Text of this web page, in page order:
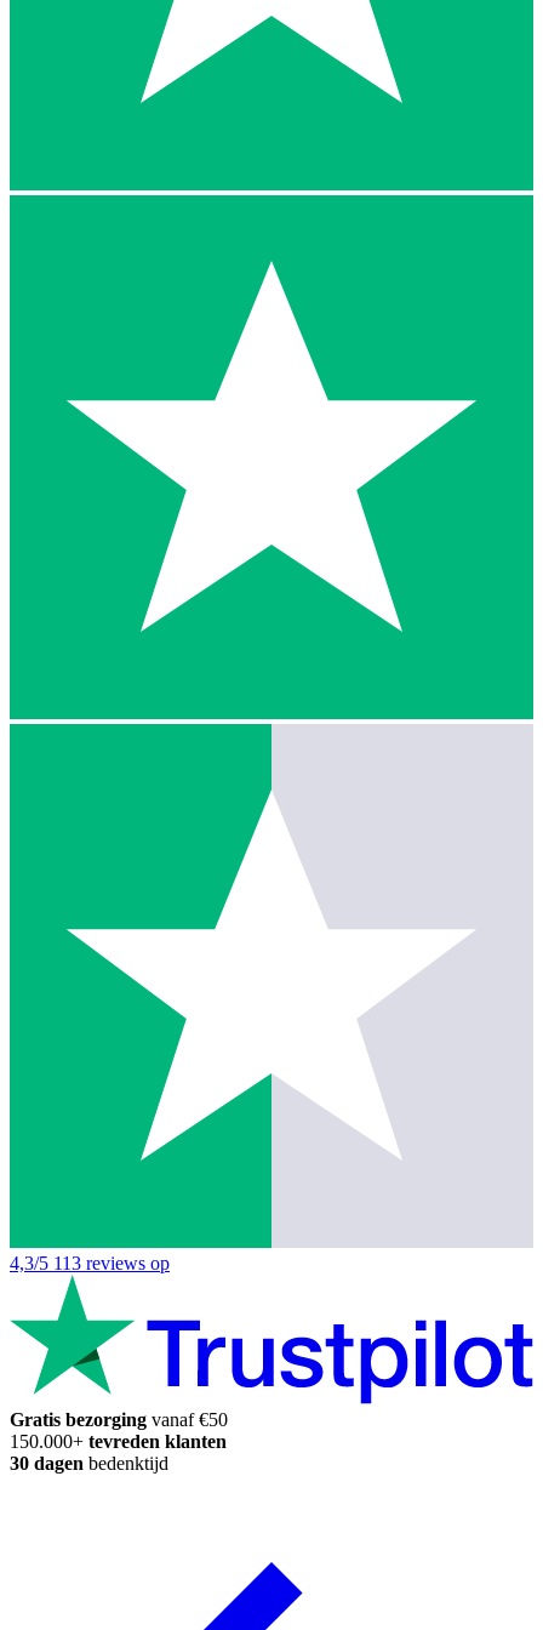
4,3/5 113 reviews op
Gratis bezorging vanaf €50
150.000+ tevreden klanten
30 dagen bedenktijd